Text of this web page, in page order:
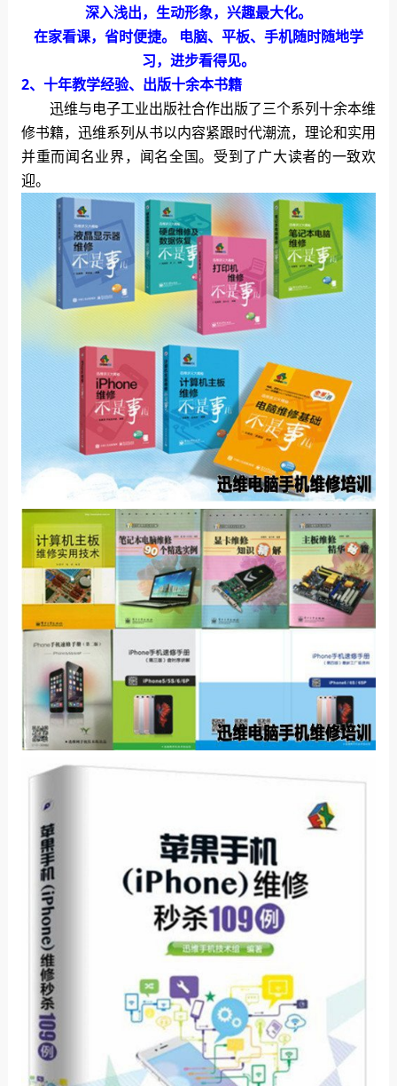
深入浅出，生动形象，兴趣最大化。
在家看课，省时便捷。 电脑、平板、手机随时随地学
习，进步看得见。
2、十年教学经验、出版十余本书籍
迅维与电子工业出版社合作出版了三个系列十余本维
修书籍，迅维系列从书以内容紧跟时代潮流，理论和实用
并重而闻名业界，闻名全国。受到了广大读者的一致欢
迎。